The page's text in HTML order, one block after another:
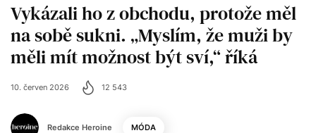
Vykázali ho z obchodu, protože měl
na sobě sukni. „Myslím, že muži by
měli mít možnost být sví,“ říká
Redakce Heroine
10. červen 2026 12 543
MÓDA